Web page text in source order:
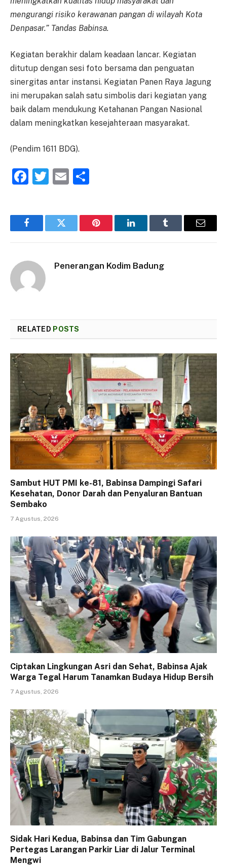
mengurangi risiko kerawanan pangan di wilayah Kota
Denpasar.” Tandas Babinsa.
Kegiatan berakhir dalam keadaan lancar. Kegiatan
ditutup dengan sesi foto bersama dan penguatan
sinergitas antar instansi. Kegiatan Panen Raya Jagung
ini merupakan salah satu simbolis dari kegiatan yang
baik dalam mendukung Ketahanan Pangan Nasional
dalam meningkatkan kesejahteraan masyarakat.
(Pendim 1611 BDG).
Facebook
Twitter
Email
FacebookTwitter Pinterest LinkedInTumblr Email
Penerangan Kodim Badung
RELATED POSTS
Sambut HUT PMI ke-81, Babinsa Dampingi Safari
Kesehatan, Donor Darah dan Penyaluran Bantuan
Sembako
7 Agustus, 2026
Ciptakan Lingkungan Asri dan Sehat, Babinsa Ajak
Warga Tegal Harum Tanamkan Budaya Hidup Bersih
7 Agustus, 2026
Sidak Hari Kedua, Babinsa dan Tim Gabungan
Pertegas Larangan Parkir Liar di Jalur Terminal
Mengwi